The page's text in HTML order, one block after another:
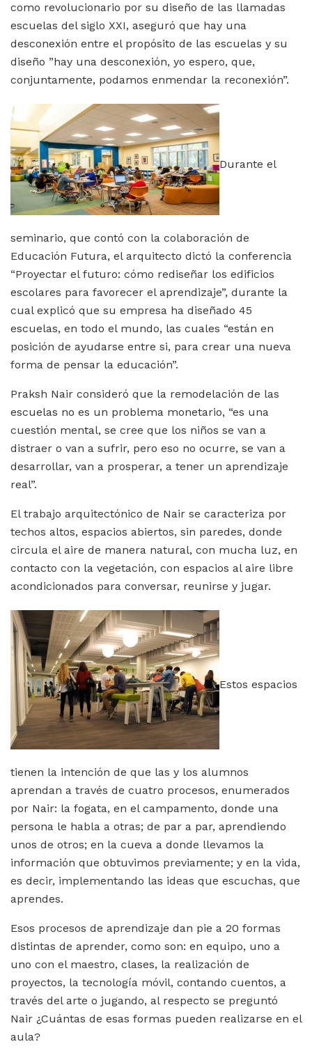
como revolucionario por su diseño de las llamadas
escuelas del siglo XXI, aseguró que hay una
desconexión entre el propósito de las escuelas y su
diseño ”hay una desconexión, yo espero, que,
conjuntamente, podamos enmendar la reconexión”.
Durante el
seminario, que contó con la colaboración de
Educación Futura, el arquitecto dictó la conferencia
“Proyectar el futuro: cómo rediseñar los edificios
escolares para favorecer el aprendizaje”, durante la
cual explicó que su empresa ha diseñado 45
escuelas, en todo el mundo, las cuales “están en
posición de ayudarse entre si, para crear una nueva
forma de pensar la educación”.
Praksh Nair consideró que la remodelación de las
escuelas no es un problema monetario, “es una
cuestión mental, se cree que los niños se van a
distraer o van a sufrir, pero eso no ocurre, se van a
desarrollar, van a prosperar, a tener un aprendizaje
real”.
El trabajo arquitectónico de Nair se caracteriza por
techos altos, espacios abiertos, sin paredes, donde
circula el aire de manera natural, con mucha luz, en
contacto con la vegetación, con espacios al aire libre
acondicionados para conversar, reunirse y jugar.
Estos espacios
tienen la intención de que las y los alumnos
aprendan a través de cuatro procesos, enumerados
por Nair: la fogata, en el campamento, donde una
persona le habla a otras; de par a par, aprendiendo
unos de otros; en la cueva a donde llevamos la
información que obtuvimos previamente; y en la vida,
es decir, implementando las ideas que escuchas, que
aprendes.
Esos procesos de aprendizaje dan pie a 20 formas
distintas de aprender, como son: en equipo, uno a
uno con el maestro, clases, la realización de
proyectos, la tecnología móvil, contando cuentos, a
través del arte o jugando, al respecto se preguntó
Nair ¿Cuántas de esas formas pueden realizarse en el
aula?